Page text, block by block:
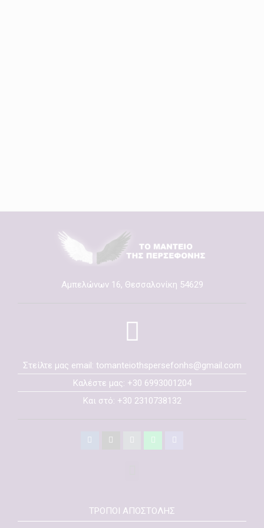
Αμπελώνων 16, Θεσσαλονίκη 54629
Στείλτε μας email: tomanteiothspersefonhs@gmail.com
Καλέστε μας: +30 6993001204
Και στό: +30 2310738132
ΤΡΟΠΟΙ ΑΠΟΣΤΟΛΗΣ